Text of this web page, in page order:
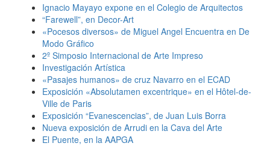
Ignacio Mayayo expone en el Colegio de Arquitectos
“Farewell”, en Decor-Art
«Pocesos diversos» de Miguel Angel Encuentra en De
Modo Gráfico
2º Simposio Internacional de Arte Impreso
Investigación Artística
«Pasajes humanos» de cruz Navarro en el ECAD
Exposición «Absolutamen excentrique» en el Hôtel-de-
Ville de Paris
Exposición “Evanescencias”, de Juan Luis Borra
Nueva exposición de Arrudi en la Cava del Arte
El Puente, en la AAPGA